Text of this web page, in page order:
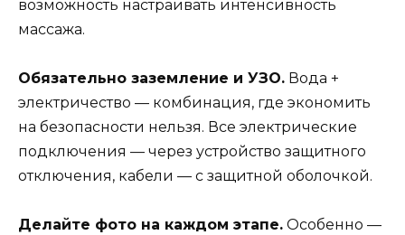
возможность настраивать интенсивность
массажа.
Обязательно заземление и УЗО. Вода +
электричество — комбинация, где экономить
на безопасности нельзя. Все электрические
подключения — через устройство защитного
отключения, кабели — с защитной оболочкой.
Делайте фото на каждом этапе. Особенно —